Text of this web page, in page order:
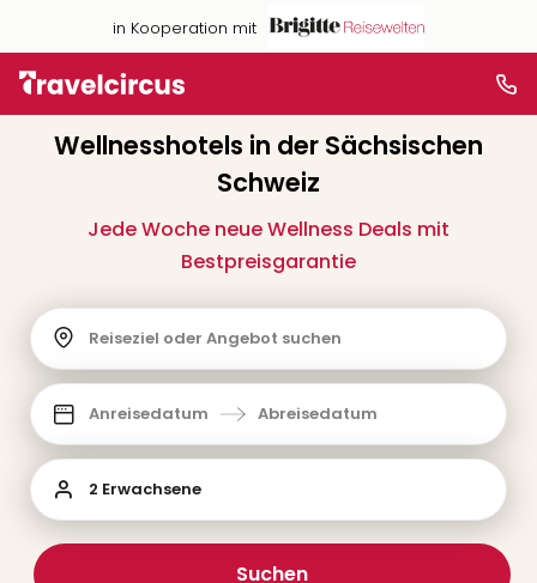
in Kooperation mit
Wellnesshotels in der Sächsischen
Schweiz
Jede Woche neue Wellness Deals mit
Bestpreisgarantie
Reiseziel oder Angebot suchen
Anreisedatum Abreisedatum
2 Erwachsene
Suchen